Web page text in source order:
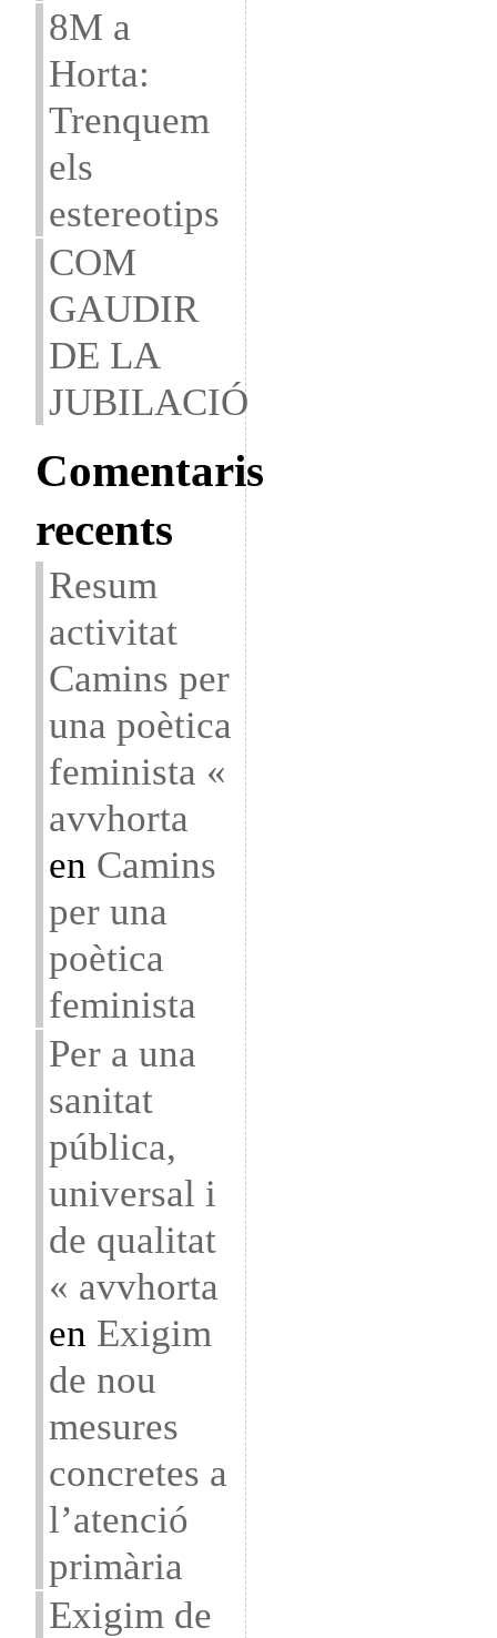
8M a
Horta:
Trenquem
els
estereotips
COM
GAUDIR
DE LA
JUBILACIÓ
Comentaris
recents
Resum
activitat
Camins per
una poètica
feminista «
avvhorta
en Camins
per una
poètica
feminista
Per a una
sanitat
pública,
universal i
de qualitat
« avvhorta
en Exigim
de nou
mesures
concretes a
l’atenció
primària
Exigim de